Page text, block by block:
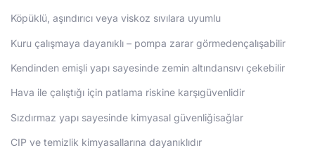
Köpüklü, aşındırıcı veya viskoz sıvılara uyumlu
Kuru çalışmaya dayanıklı – pompa zarar görmedençalışabilir
Kendinden emişli yapı sayesinde zemin altındansıvı çekebilir
Hava ile çalıştığı için patlama riskine karşıgüvenlidir
Sızdırmaz yapı sayesinde kimyasal güvenliğisağlar
CIP ve temizlik kimyasallarına dayanıklıdır